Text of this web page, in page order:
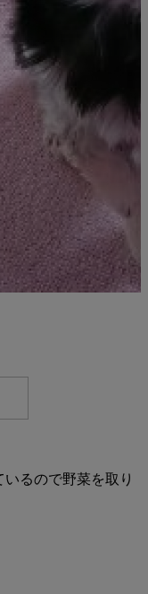
るので野菜を取り